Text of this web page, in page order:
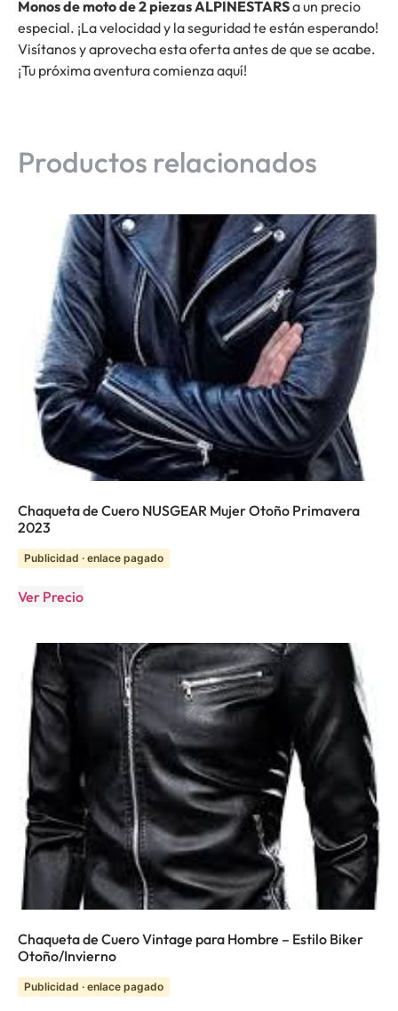
Monos de moto de 2 piezas ALPINESTARSa un precio
especial. ¡La velocidad y la seguridad te están esperando!
Visítanos y aprovecha esta oferta antes de que se acabe.
¡Tu próxima aventura comienza aquí!
Productos relacionados
Chaqueta de Cuero NUSGEAR Mujer Otoño Primavera
2023
Publicidad · enlace pagado
Ver Precio
Chaqueta de Cuero Vintage para Hombre – Estilo Biker
Otoño/Invierno
Publicidad · enlace pagado